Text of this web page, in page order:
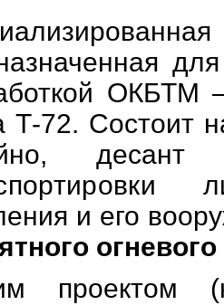
ОКБТМ
Т-72. Состоит
и его